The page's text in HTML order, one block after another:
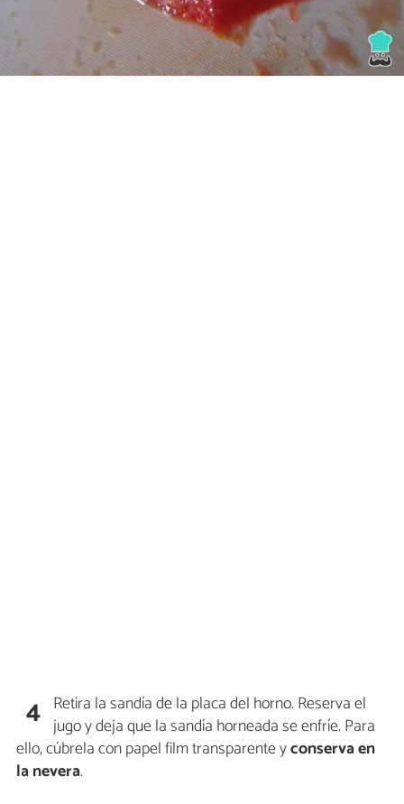
4 Retira la sandía de la placa del horno. Reserva el
jugo y deja que la sandía horneada se enfríe. Para
ello, cúbrela con papel film transparente yconserva en
la nevera.